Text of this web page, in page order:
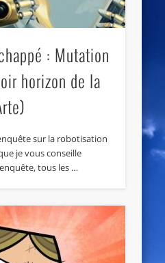
: Mutation
horizon de la
sur la robotisation
je vous conseille
tous les …